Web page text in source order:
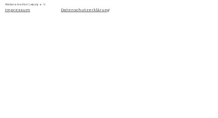
Moldova-Institut Leipzig e. V. Ritterstraße 24, D-04109
Impressum Datenschutzerklärung